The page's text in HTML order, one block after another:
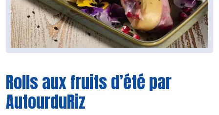
Rolls aux fruits d’été par
AutourduRiz